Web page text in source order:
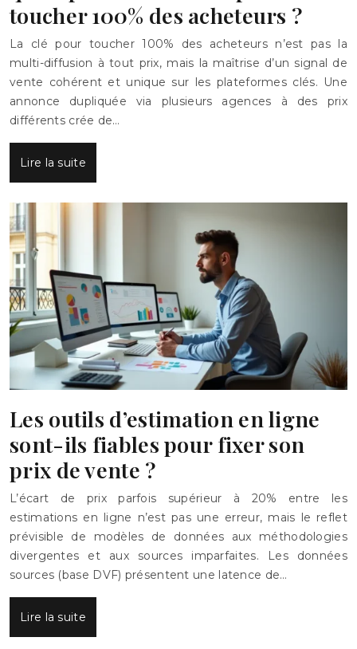
toucher 100% des acheteurs ?
La clé pour toucher 100% des acheteurs n’est pas la
multi-diffusion à tout prix, mais la maîtrise d’un signal de
vente cohérent et unique sur les plateformes clés. Une
annonce dupliquée via plusieurs agences à des prix
différents crée de…
Lire la suite
Les outils d’estimation en ligne
sont-ils fiables pour fixer son
prix de vente ?
L’écart de prix parfois supérieur à 20% entre les
estimations en ligne n’est pas une erreur, mais le reflet
prévisible de modèles de données aux méthodologies
divergentes et aux sources imparfaites. Les données
sources (base DVF) présentent une latence de…
Lire la suite